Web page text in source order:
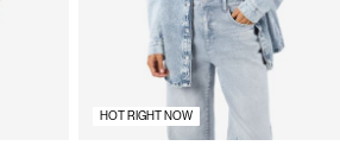
HOT RIGHT NOW